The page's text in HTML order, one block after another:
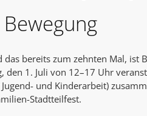
das bereits zum zehnten Mal, ist
den 1. Juli von 12–17 Uhr
und Kinderarbeit)
Stadtteilfest.